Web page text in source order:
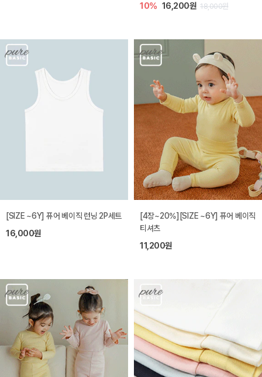
10% 16,200원 18,000원
[SIZE ~6Y] 퓨어 베이직 런닝 2P세트
16,000원
[4장~20%][SIZE ~6Y] 퓨어 베이직
티셔츠
11,200원